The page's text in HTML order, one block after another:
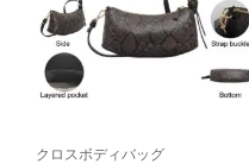
クロスボディバッグ